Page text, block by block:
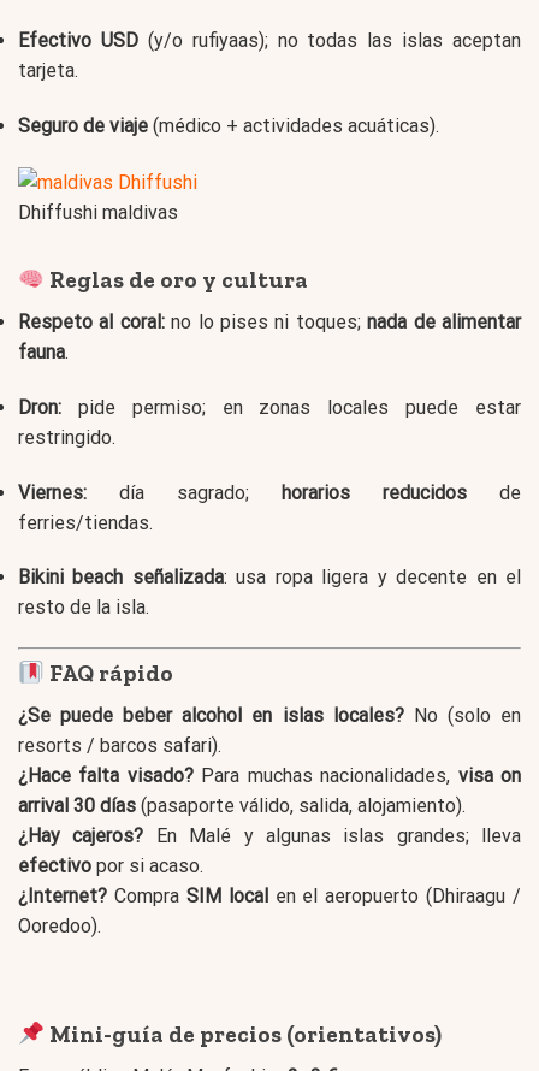
Efectivo USD(y/o rufiyaas); no todas las islas aceptan
tarjeta.
Seguro de viaje (médico + actividades acuáticas).
Dhiffushi maldivas
Reglas de oro y cultura
Respeto al coral:no lo pises ni toques;nada de alimentar
fauna.
Dron: pide permiso; en zonas locales puede estar
restringido.
Viernes: día sagrado; horarios reducidos de
ferries/tiendas.
Bikini beach señalizada: usa ropa ligera y decente en el
resto de la isla.
FAQ rápido
¿Se puede beber alcohol en islas locales?No (solo en
resorts / barcos safari).
¿Hace falta visado?Para muchas nacionalidades, visa on
arrival 30 días (pasaporte válido, salida, alojamiento).
¿Hay cajeros? En Malé y algunas islas grandes; lleva
efectivo por si acaso.
¿Internet? Compra SIM localen el aeropuerto (Dhiraagu /
Ooredoo).
Mini-guía de precios (orientativos)